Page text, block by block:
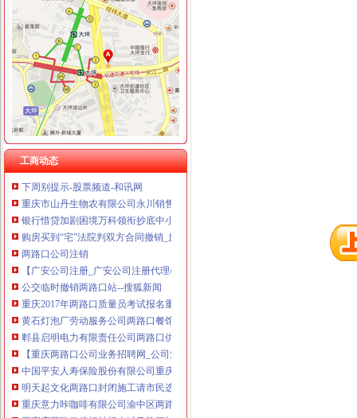
工商动态
重庆出售：渝中区虎头岩转盘火锅一条街门面出售-重庆爱问分类
渝中区虎头岩+写字楼+稀缺政企合作-[中国招商网重庆站]
渝中区虎头岩转盘改造工程下月完工-搜狐滚动
重庆天地公司注销
【多图】重庆天地雍江翠湖精装两房户型方正视野无遮挡全新未住
租售转让|重庆|重庆市_凤凰资讯
海南海：国海证券股份有限公司关于公司使用部分闲置募集资金购买
海南海股份有限公司关于控股股东部分股权质押的公告_网易财经
海南海：国海证券股份有限公司关于公司控股子公司使用部分闲置募
重庆天地公司2017新招聘信息_电话_地址-58企业名录
下周别提示-股票频道-和讯网
重庆市山丹生物农有限公司永川销售分公司_【信用信息_诉讼信息_
银行惜贷加剧困境万科领衔抄底中小开发商_网易财经
购房买到“宅”法院判双方合同撤销_房产重庆站_腾讯网
两路口公司注销
【广安公司注册_广安公司注册代理/费用】-广安百姓网
公交临时撤销两路口站--搜狐新闻
重庆2017年两路口质量员考试报名重庆2017年_志趣网
黄石灯泡厂劳动服务公司两路口餐馆_【信用信息_诉讼信息_财务信息_
郫县启明电力有限责任公司两路口供电所_【信用信息_诉讼信息_财务
【重庆两路口公司业务招聘网_公司业务招聘信息】-重庆智联招聘
中国平安人寿保险股份有限公司重庆市渝中支公司两路口营业部2017
明天起文化两路口封闭施工请市民选择绕行-市场-常州乐居网
重庆意力咔咖啡有限公司渝中区两路口店联系方式_信用报告_工商信息
石家庄两路口将抓拍行人过马路闯红灯-出行提示-河北公安交管网